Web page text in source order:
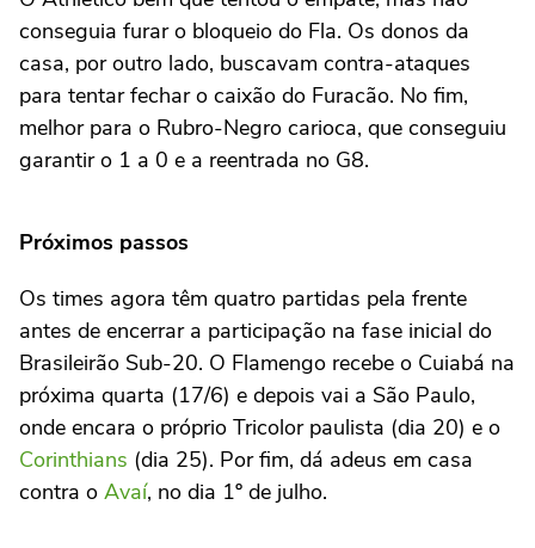
conseguia furar o bloqueio do Fla. Os donos da
casa, por outro lado, buscavam contra-ataques
para tentar fechar o caixão do Furacão. No fim,
melhor para o Rubro-Negro carioca, que conseguiu
garantir o 1 a 0 e a reentrada no G8.
Próximos passos
Os times agora têm quatro partidas pela frente
antes de encerrar a participação na fase inicial do
Brasileirão Sub-20. O Flamengo recebe o Cuiabá na
próxima quarta (17/6) e depois vai a São Paulo,
onde encara o próprio Tricolor paulista (dia 20) e o
Corinthians (dia 25). Por fim, dá adeus em casa
contra o Avaí, no dia 1º de julho.